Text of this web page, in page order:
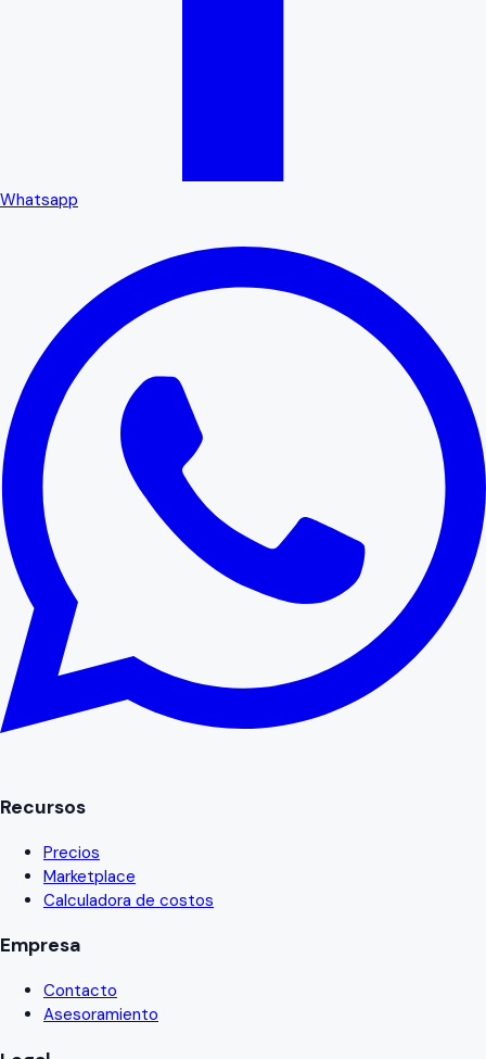
Whatsapp
Recursos
Precios
Marketplace
Calculadora de costos
Empresa
Contacto
Asesoramiento